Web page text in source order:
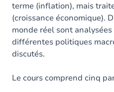
terme (inflation), mais
(croissance économique).
monde réel sont
différentes politiques
discutés.
Le cours comprend cinq